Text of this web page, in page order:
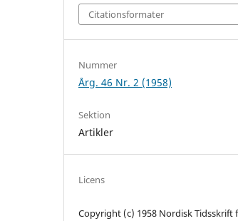
Citationsformater
Nummer
Årg. 46 Nr. 2 (1958)
Sektion
Artikler
Licens
Copyright (c) 1958 Nordisk Tidsskrift